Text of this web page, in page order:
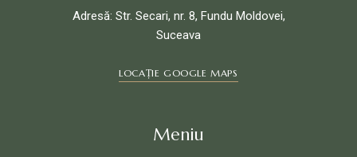
Adresă: Str. Secari, nr. 8, Fundu Moldovei,
Suceava
LOCAȚIE GOOGLE MAPS
Meniu